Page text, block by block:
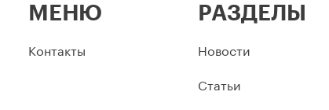
МЕНЮ
Контакты
РАЗДЕЛЫ
Новости
Статьи